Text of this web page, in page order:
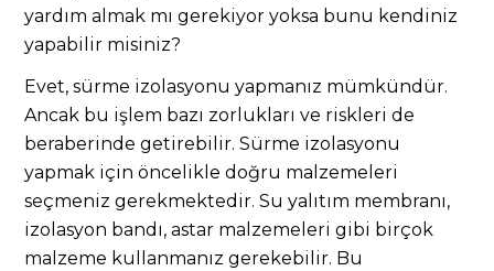
yardım almak mı gerekiyor yoksa bunu kendiniz
yapabilir misiniz?
Evet, sürme izolasyonu yapmanız mümkündür.
Ancak bu işlem bazı zorlukları ve riskleri de
beraberinde getirebilir. Sürme izolasyonu
yapmak için öncelikle doğru malzemeleri
seçmeniz gerekmektedir. Su yalıtım membranı,
izolasyon bandı, astar malzemeleri gibi birçok
malzeme kullanmanız gerekebilir. Bu